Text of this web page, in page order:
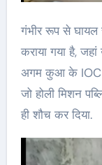
गंभीर रूप से घायल
कराया गया है,
अगम कुआ के IOC
जो होली मिशन
ही शौच कर दिया.